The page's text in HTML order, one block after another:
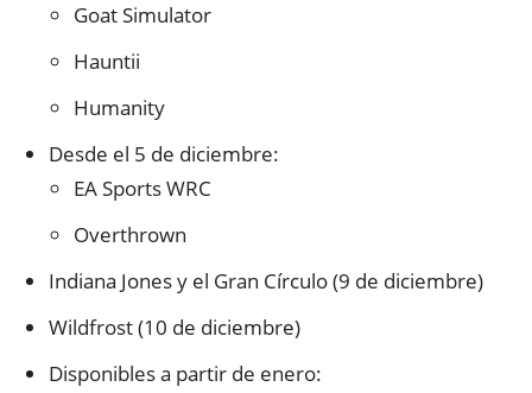
Goat Simulator
Hauntii
Humanity
Desde el 5 de diciembre:
EA Sports WRC
Overthrown
Indiana Jones y el Gran Círculo (9 de diciembre)
Wildfrost (10 de diciembre)
Disponibles a partir de enero: